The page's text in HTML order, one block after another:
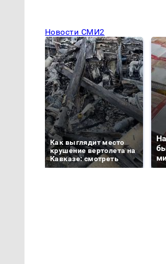
Новости СМИ2
Как выглядит место
крушение вертолета на
Кавказе: смотреть